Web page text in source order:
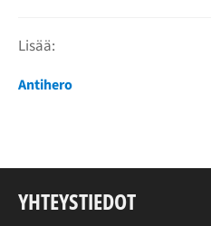
Lisää:
Antihero
YHTEYSTIEDOT